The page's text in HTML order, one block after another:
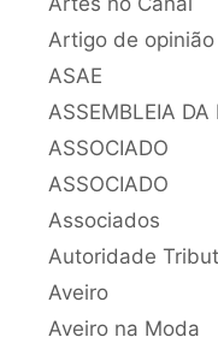
Artigo de opinião
ASAE
ASSEMBLEIA DA
ASSOCIADO
ASSOCIADO
Associados
Autoridade
Aveiro
Aveiro na Moda